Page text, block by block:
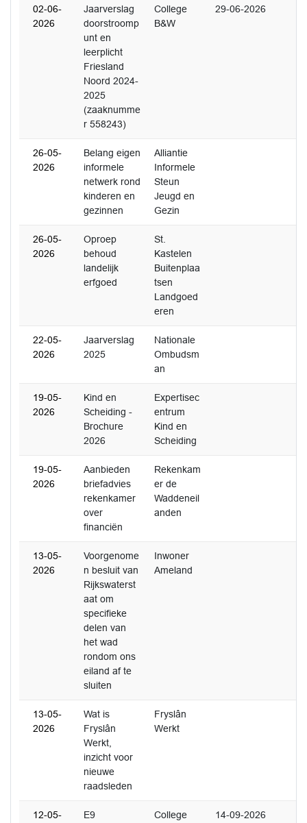
02-06-
2026
Jaarverslag
doorstroomp
unt en
leerplicht
Friesland
Noord 2024-
2025
(zaaknumme
r 558243)
College
B&W
29-06-2026
26-05-
2026
Belang eigen
informele
netwerk rond
kinderen en
gezinnen
Alliantie
Informele
Steun
Jeugd en
Gezin
26-05-
2026
Oproep
behoud
landelijk
erfgoed
St.
Kastelen
Buitenplaa
tsen
Landgoed
eren
22-05-
2026
Jaarverslag
2025
Nationale
Ombudsm
an
19-05-
2026
Kind en
Scheiding -
Brochure
2026
Expertisec
entrum
Kind en
Scheiding
19-05-
2026
Aanbieden
briefadvies
rekenkamer
over
financiën
Rekenkam
er de
Waddeneil
anden
13-05-
2026
Voorgenome
n besluit van
Rijkswaterst
aat om
specifieke
delen van
het wad
rondom ons
eiland af te
sluiten
Inwoner
Ameland
13-05-
2026
Wat is
Fryslân
Werkt,
inzicht voor
nieuwe
raadsleden
Fryslân
Werkt
12-05-
E9
College
14-09-2026